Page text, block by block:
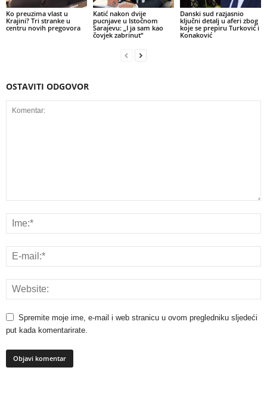
Ko preuzima vlast u
Krajini? Tri stranke u
centru novih pregovora
Katić nakon dvije
pucnjave u Istočnom
Sarajevu: „I ja sam kao
čovjek zabrinut“
Danski sud razjasnio
ključni detalj u aferi zbog
koje se prepiru Turković i
Konaković
OSTAVITI ODGOVOR
Spremite moje ime, e-mail i web stranicu u ovom pregledniku sljedeći
put kada komentarirate.